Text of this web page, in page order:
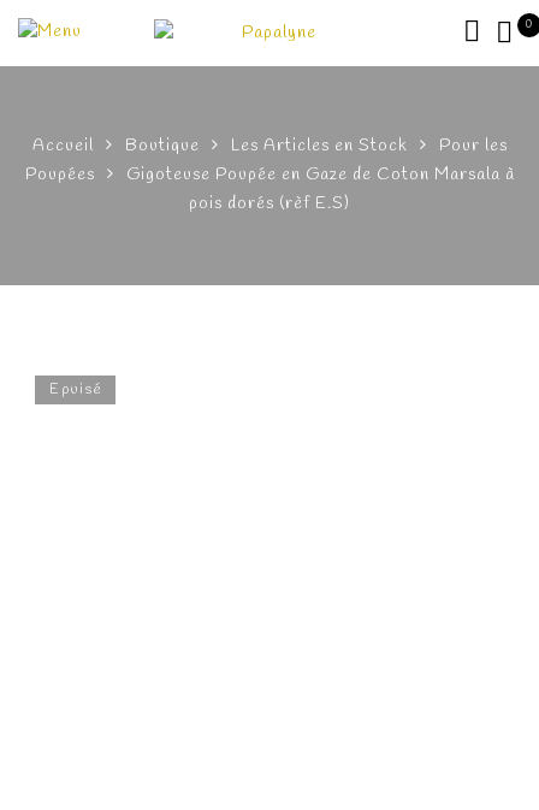
0
Accueil Boutique Les Articles en Stock
Pour les
Poupées
Gigoteuse Poupée en Gaze de Coton Marsala à
pois dorés (rèf E.S)
Epuisé